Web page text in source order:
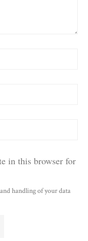
in this browser for
handling of your data